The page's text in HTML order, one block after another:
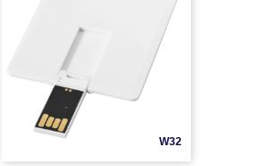
W32